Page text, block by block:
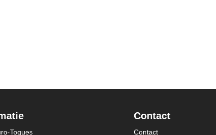
Toques
Contact
Contact